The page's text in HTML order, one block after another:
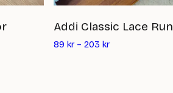
Addi Classic Lace
89 kr – 203 kr